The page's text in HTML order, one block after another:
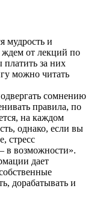
мудрость и
ждем от лекций по
платить за них
можно читать
сомнению
правила, по
на каждом
однако, если вы
стресс
в возможности».
дает
дорабатывать и